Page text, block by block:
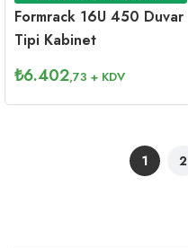
Formrack 16U 450 Duvar
Tipi Kabinet
₺6.402,73 + KDV
1 2